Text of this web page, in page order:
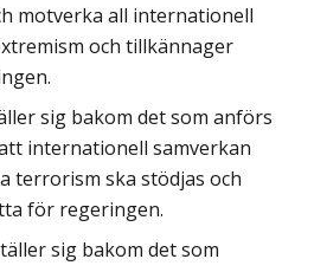
motverka all internationell
och tillkännager
sig bakom det som anförs
internationell samverkan
terrorism ska stödjas och
för regeringen.
sig bakom det som